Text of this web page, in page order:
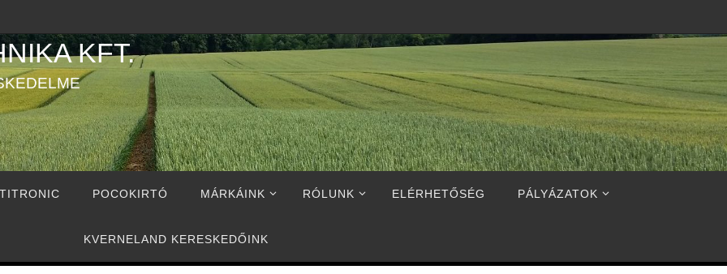
KFT.
POCOKIRTÓ MÁRKÁINK RÓLUNK ELÉRHETŐSÉG PÁLYÁZATOK
KVERNELAND KERESKEDŐINK